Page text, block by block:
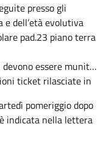
presso gli
dell’età evolutiva
pad.23 piano terra
essere muniti
ticket rilasciate in
pomeriggio dopo
indicata nella lettera